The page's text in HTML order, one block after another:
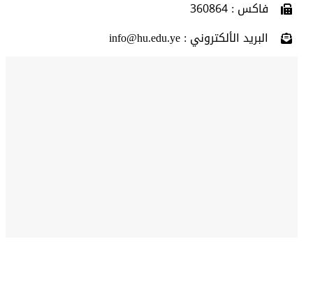
فاكس : 360864
البريد الألكتروني : info@hu.edu.ye